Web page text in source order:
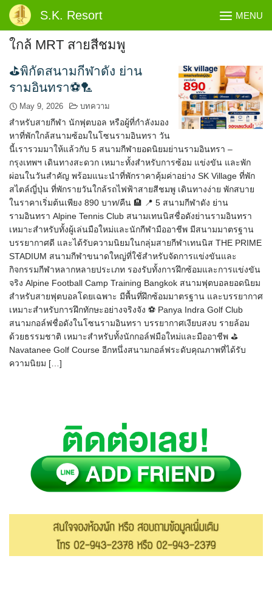
Skip
content
S.K. Resort MENU
ใกล้ MRT สายสีชมพู
⛳พิกัดสนามกีฬาดัง ย่าน
รามอินทรา⚽🏸
May 9, 2026 บทความ
สำหรับสายกีฬา นักฟุตบอล หรือผู้ที่กำลังมอง
หาที่พักใกล้สนามซ้อมในโซนรามอินทรา วัน
นี้เรารวมมาให้แล้วกับ 5 สนามกีฬายอดนิยมย่านรามอินทรา –
กรุงเทพฯ เดินทางสะดวก เหมาะทั้งสำหรับการซ้อม แข่งขัน และพัก
ผ่อนในวันสำคัญ พร้อมแนะนำที่พักราคาคุ้มค่าอย่าง SK Village ที่พัก
สไตล์ญี่ปุ่น ที่พักรายวันใกล้รถไฟฟ้าสายสีชมพู เดินทางง่าย พักสบาย
ในราคาเริ่มต้นเพียง 890 บาท/คืน 🏨 📍 5 สนามกีฬาดัง ย่าน
รามอินทรา Alpine Tennis Club สนามเทนนิสชื่อดังย่านรามอินทรา
เหมาะสำหรับทั้งผู้เล่นมือใหม่และนักกีฬามืออาชีพ มีสนามมาตรฐาน
บรรยากาศดี และได้รับความนิยมในกลุ่มสายกีฬาเทนนิส THE PRIME
STADIUM สนามกีฬาขนาดใหญ่ที่ใช้สำหรับจัดการแข่งขันและ
กิจกรรมกีฬาหลากหลายประเภท รองรับทั้งการฝึกซ้อมและการแข่งขัน
จริง Alpine Football Camp Training Bangkok สนามฟุตบอลยอดนิยม
สำหรับสายฟุตบอลโดยเฉพาะ มีพื้นที่ฝึกซ้อมมาตรฐาน และบรรยากาศ
เหมาะสำหรับการฝึกทักษะอย่างจริงจัง ⚽ Panya Indra Golf Club
สนามกอล์ฟชื่อดังในโซนรามอินทรา บรรยากาศเงียบสงบ รายล้อม
ด้วยธรรมชาติ เหมาะสำหรับทั้งนักกอล์ฟมือใหม่และมืออาชีพ ⛳
Navatanee Golf Course อีกหนึ่งสนามกอล์ฟระดับคุณภาพที่ได้รับ
ความนิยม […]